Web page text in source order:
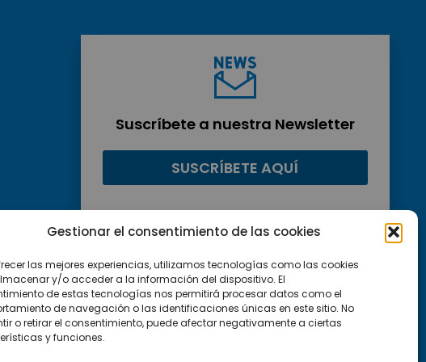
Gestionar el consentimiento de las cookies
las mejores experiencias, utilizamos tecnologías como las cookies
y/o acceder a la información del dispositivo. El
de estas tecnologías nos permitirá procesar datos como el
de navegación o las identificaciones únicas en este sitio. No
o retirar el consentimiento, puede afectar negativamente a ciertas
y funciones.
Suscríbete a nuestra Newsletter
SUSCRÍBETE AQUÍ